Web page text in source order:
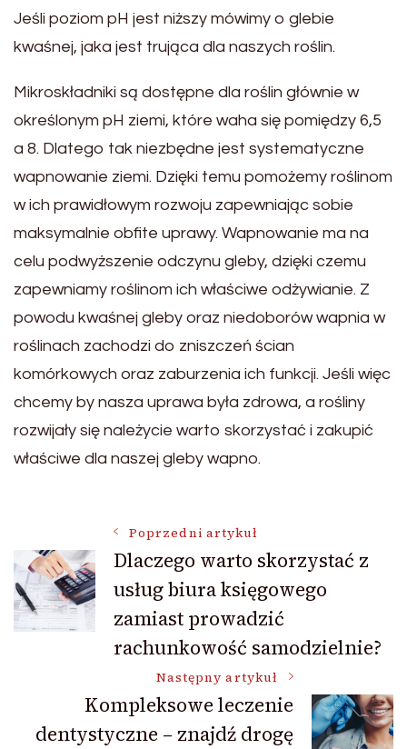
Jeśli poziom pH jest niższy mówimy o glebie
kwaśnej, jaka jest trująca dla naszych roślin.
Mikroskładniki są dostępne dla roślin głównie w
określonym pH ziemi, które waha się pomiędzy 6,5
a 8. Dlatego tak niezbędne jest systematyczne
wapnowanie ziemi. Dzięki temu pomożemy roślinom
w ich prawidłowym rozwoju zapewniając sobie
maksymalnie obfite uprawy. Wapnowanie ma na
celu podwyższenie odczynu gleby, dzięki czemu
zapewniamy roślinom ich właściwe odżywianie. Z
powodu kwaśnej gleby oraz niedoborów wapnia w
roślinach zachodzi do zniszczeń ścian
komórkowych oraz zaburzenia ich funkcji. Jeśli więc
chcemy by nasza uprawa była zdrowa, a rośliny
rozwijały się należycie warto skorzystać i zakupić
właściwe dla naszej gleby wapno.
Nawigacja
wpisu
Poprzedni artykuł
Dlaczego warto skorzystać z
usług biura księgowego
zamiast prowadzić
rachunkowość samodzielnie?
Następny artykuł
Kompleksowe leczenie
dentystyczne – znajdź drogę